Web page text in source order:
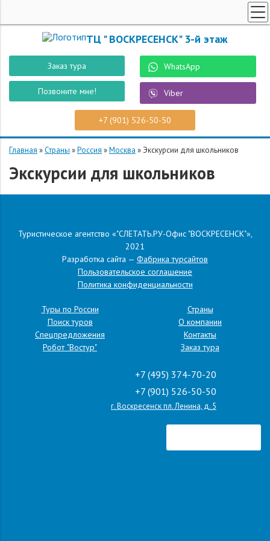
ТЦ " ВОСКРЕСЕНСК" 3-й этаж
Заказ тура
Позвоните мне!
WhatsApp
Viber
+7 (901) 526-50-50
ТУРЫ ПО РОССИИ
ПОИСК ТУРОВ
СПЕЦПРЕДЛОЖЕНИЯ
РОБОТ "ВОСТУР"
СТРАНЫ
О КОМПАНИИ
КОНТАКТЫ
ЗАКАЗ ТУРА
Главная »Страны »Россия »Москва » Экскурсии для школьников
Экскурсии для школьников
Туристическое агентство «"СЛЕТАТЬ.РУ-Офис "ВОСКРЕСЕНСК"»,
2021
Разработка сайта — Фабрика турсайтов
Пользовательское соглашение
Политика конфиденциальности
Туры по России
Поиск туров
Спецпредложения
Робот "Востур"
Страны
О компании
Контакты
Заказ тура
+7 (495) 374-70-20
+7 (901) 526-50-50
г. Воскресенск пл. Ленина, д. 5